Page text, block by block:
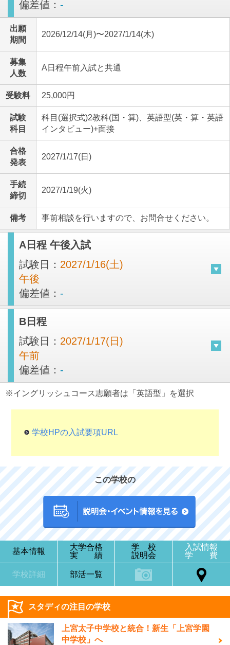
偏差値： -
出願
期間
2026/12/14(月)〜2027/1/14(木)
募集
人数
A日程午前入試と共通
受験料 25,000円
試験
科目
科目(選択式)2教科(国・算)、英語型(英・算・英語
インタビュー)+面接
合格
発表
2027/1/17(日)
手続
締切
2027/1/19(火)
備考 事前相談を行いますので、お問合せください。
A日程 午後入試
試験日： 2027/1/16(土)
午後
偏差値： -
B日程
試験日： 2027/1/17(日)
午前
偏差値： -
※イングリッシュコース志願者は「英語型」を選択
学校HPの入試要項URL
この学校の
基本情報
大学合格
実 績
学 校
説明会
入試情報
学 費
学校詳細 部活一覧
スタディの注目の学校
上宮太子中学校と統合！新生「上宮学園
中学校」へ